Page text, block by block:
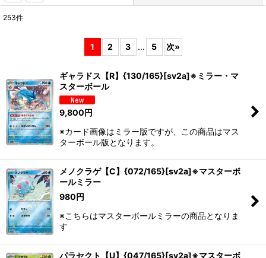
253件
1 2 3 ... 5 次»
ギャラドス【R】{130/165}[sv2a]※ミラー・マ
スターボール
9,800円
※カード画像はミラー版ですが、この商品はマス
ターボール版となります。
メノクラゲ【C】{072/165}[sv2a]※マスターボ
ールミラー
980円
※こちらはマスターボールミラーの商品となりま
す
パラセクト【U】{047/165}[sv2a]※マスターボ